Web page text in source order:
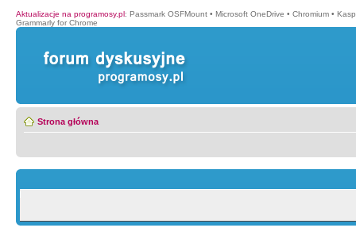
Aktualizacje na programosy.pl: Passmark OSFMount • Microsoft OneDrive • Chromium •
Grammarly for Chrome
Strona główna